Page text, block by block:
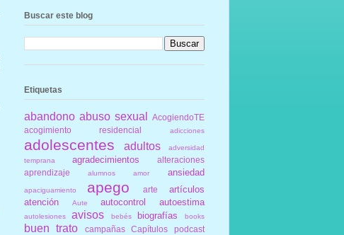
Buscar este blog
Etiquetas
abandono abuso sexual
AcogiendoTE
acogimiento residencial
adicciones
adolescentes adultos
adversidad
temprana
agradecimientos
alteraciones
aprendizaje
alumnos amor ansiedad
apaciguamiento apego arte
artículos
atención
Aute autocontrol autoestima
autolesiones avisos bebés biografías books
buen trato campañas Capítulos podcast